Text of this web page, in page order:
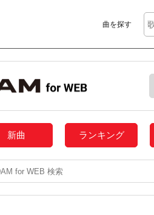
曲を探す
新曲 ランキング